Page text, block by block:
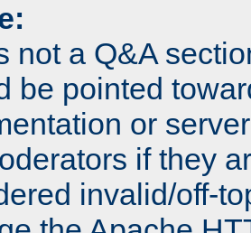
not a Q&A
be pointed
or
if they
invalid/off-